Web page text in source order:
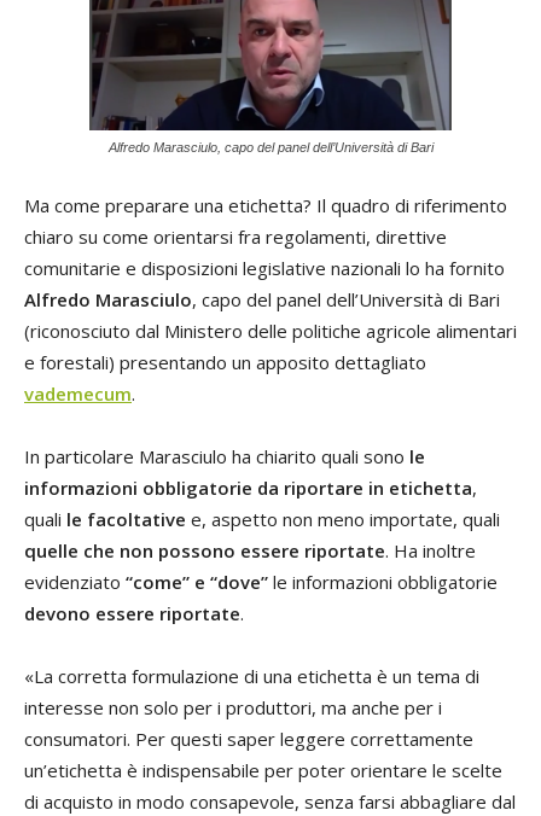
Alfredo Marasciulo, capo del panel dell’Università di Bari
Ma come preparare una etichetta? Il quadro di riferimento
chiaro su come orientarsi fra regolamenti, direttive
comunitarie e disposizioni legislative nazionali lo ha fornito
Alfredo Marasciulo, capo del panel dell’Università di Bari
(riconosciuto dal Ministero delle politiche agricole alimentari
e forestali) presentando un apposito dettagliato
vademecum.
In particolare Marasciulo ha chiarito quali sono le
informazioni obbligatorie da riportare in etichetta,
quali le facoltative e, aspetto non meno importate, quali
quelle che non possono essere riportate. Ha inoltre
evidenziato “come” e “dove” le informazioni obbligatorie
devono essere riportate.
«La corretta formulazione di una etichetta è un tema di
interesse non solo per i produttori, ma anche per i
consumatori. Per questi saper leggere correttamente
un’etichetta è indispensabile per poter orientare le scelte
di acquisto in modo consapevole, senza farsi abbagliare dal